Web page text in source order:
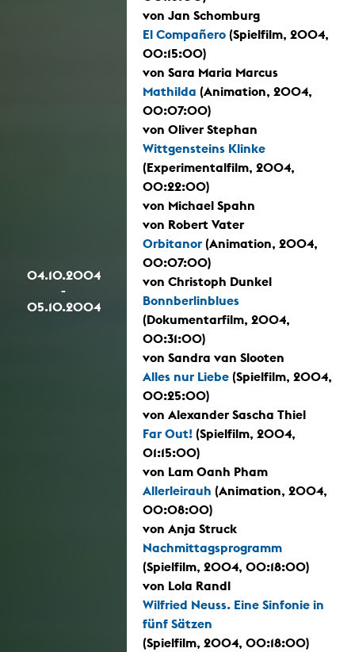
04.10.2004
-
05.10.2004
von Jan Schomburg
El Compañero (Spielfilm, 2004,
00:15:00)
von Sara Maria Marcus
Mathilda (Animation, 2004,
00:07:00)
von Oliver Stephan
Wittgensteins Klinke
(Experimentalfilm, 2004,
00:22:00)
von Michael Spahn
von Robert Vater
Orbitanor (Animation, 2004,
00:07:00)
von Christoph Dunkel
Bonnberlinblues
(Dokumentarfilm, 2004,
00:31:00)
von Sandra van Slooten
Alles nur Liebe (Spielfilm, 2004,
00:25:00)
von Alexander Sascha Thiel
Far Out! (Spielfilm, 2004,
01:15:00)
von Lam Oanh Pham
Allerleirauh (Animation, 2004,
00:08:00)
von Anja Struck
Nachmittagsprogramm
(Spielfilm, 2004, 00:18:00)
von Lola Randl
Wilfried Neuss. Eine Sinfonie in
fünf Sätzen
(Spielfilm, 2004, 00:18:00)